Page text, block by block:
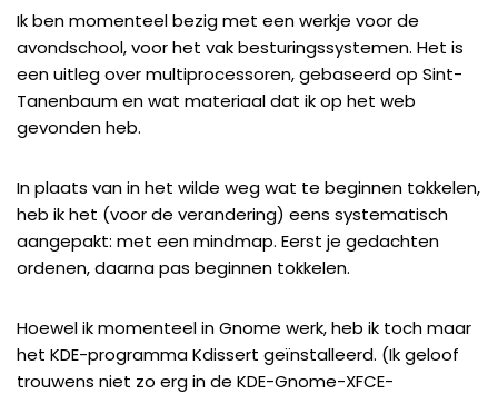
Ik ben momenteel bezig met een werkje voor de
avondschool, voor het vak besturingssystemen. Het is
een uitleg over multiprocessoren, gebaseerd op Sint-
Tanenbaum en wat materiaal dat ik op het web
gevonden heb.
In plaats van in het wilde weg wat te beginnen tokkelen,
heb ik het (voor de verandering) eens systematisch
aangepakt: met een mindmap. Eerst je gedachten
ordenen, daarna pas beginnen tokkelen.
Hoewel ik momenteel in Gnome werk, heb ik toch maar
het KDE-programma Kdissert geïnstalleerd. (Ik geloof
trouwens niet zo erg in de KDE-Gnome-XFCE-